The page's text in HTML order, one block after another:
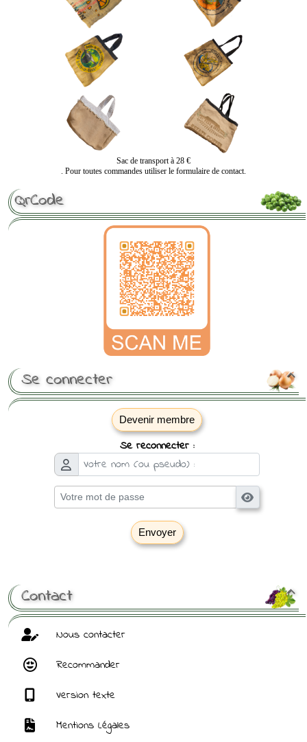
Sac de transport à 28 €
. Pour toutes commandes utiliser le formulaire de contact.
QrCode

Se connecter
Devenir membre
Se reconnecter :
Envoyer

Contact
Nous contacter
Recommander
Version texte
Mentions Légales